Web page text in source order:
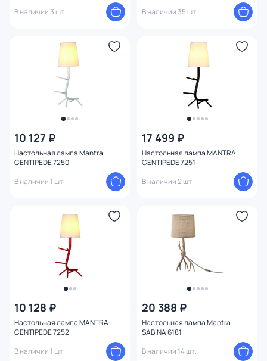
В наличии 3 шт.
В наличии 35 шт.
10 127 ₽
Настольная лампа Mantra
CENTIPEDE 7250
В наличии 1 шт.
17 499 ₽
Настольная лампа MANTRA
CENTIPEDE 7251
В наличии 2 шт.
10 128 ₽
Настольная лампа MANTRA
CENTIPEDE 7252
В наличии 1 шт.
20 388 ₽
Настольная лампа Mantra
SABINA 6181
В наличии 14 шт.